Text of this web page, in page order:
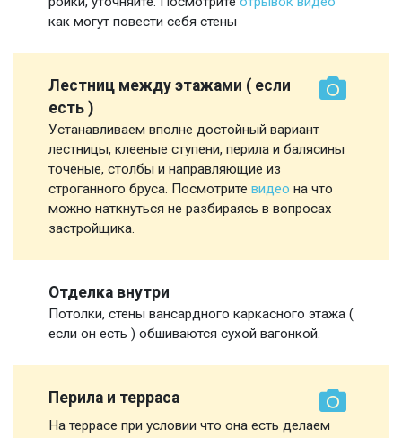
как могут повести себя стены
Лестниц между этажами ( если
есть )
Устанавливаем вполне достойный вариант
лестницы, клееные ступени, перила и балясины
точеные, столбы и направляющие из
строганного бруса. Посмотрите видео на что
можно наткнуться не разбираясь в вопросах
застройщика.
Отделка внутри
Потолки, стены вансардного каркасного этажа (
если он есть ) обшиваются сухой вагонкой.
Перила и терраса
На террасе при условии что она есть делаем